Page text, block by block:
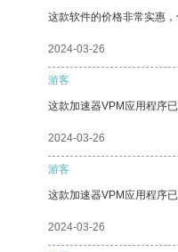
这款软件的价格非常实惠，
2024-03-26
游客
这款加速器VPM应用程序
2024-03-26
游客
这款加速器VPM应用程序
2024-03-26